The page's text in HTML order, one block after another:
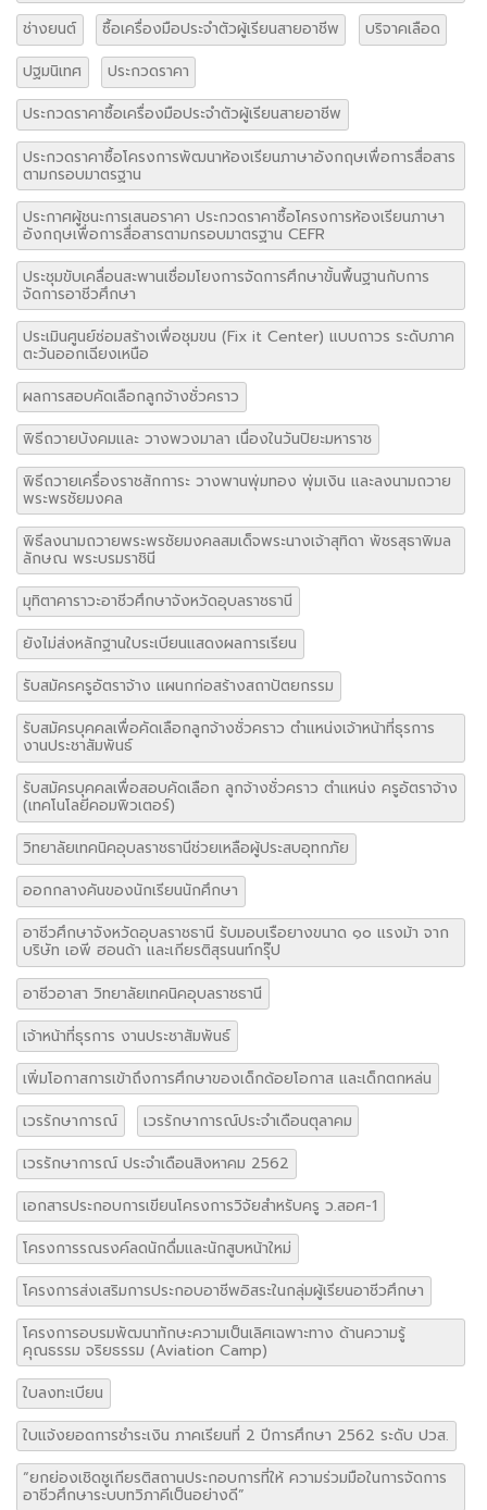
ช่างยนต์
ซื้อเครื่องมือประจำตัวผู้เรียนสายอาชีพ
บริจาคเลือด
ปฐมนิเทศ
ประกวดราคา
ประกวดราคาซื้อเครื่องมือประจำตัวผู้เรียนสายอาชีพ
ประกวดราคาซื้อโครงการพัฒนาห้องเรียนภาษาอังกฤษเพื่อการสื่อสาร
ตามกรอบมาตรฐาน
ประกาศผู้ชนะการเสนอราคา ประกวดราคาซื้อโครงการห้องเรียนภาษา
อังกฤษเพื่อการสื่อสารตามกรอบมาตรฐาน CEFR
ประชุมขับเคลื่อนสะพานเชื่อมโยงการจัดการศึกษาขั้นพื้นฐานกับการ
จัดการอาชีวศึกษา
ประเมินศูนย์ซ่อมสร้างเพื่อชุมขน (Fix it Center) แบบถาวร ระดับภาค
ตะวันออกเฉียงเหนือ
ผลการสอบคัดเลือกลูกจ้างชั่วคราว
พิธีถวายบังคมและ วางพวงมาลา เนื่องในวันปิยะมหาราช
พิธีถวายเครื่องราชสักการะ วางพานพุ่มทอง พุ่มเงิน และลงนามถวาย
พระพรชัยมงคล
พิธีลงนามถวายพระพรชัยมงคลสมเด็จพระนางเจ้าสุทิดา พัชรสุธาพิมล
ลักษณ พระบรมราชินี
มุทิตาคาราวะอาชีวศึกษาจังหวัดอุบลราชธานี
ยังไม่ส่งหลักฐานใบระเบียนแสดงผลการเรียน
รับสมัครครูอัตราจ้าง แผนกก่อสร้างสถาปัตยกรรม
รับสมัครบุคคลเพื่อคัดเลือกลูกจ้างชั่วคราว ตำแหน่งเจ้าหน้าที่ธุรการ
งานประชาสัมพันธ์
รับสมัครบุคคลเพื่อสอบคัดเลือก ลูกจ้างชั่วคราว ตำแหน่ง ครูอัตราจ้าง
(เทคโนโลยีคอมพิวเตอร์)
วิทยาลัยเทคนิคอุบลราชธานีช่วยเหลือผู้ประสบอุทกภัย
ออกกลางคันของนักเรียนนักศึกษา
อาชีวศึกษาจังหวัดอุบลราชธานี รับมอบเรือยางขนาด ๑๐ แรงม้า จาก
บริษัท เอพี ฮอนด้า และเกียรติสุรนนท์กรุ๊ป
อาชีวอาสา วิทยาลัยเทคนิคอุบลราชธานี
เจ้าหน้าที่ธุรการ งานประชาสัมพันธ์
เพิ่มโอกาสการเข้าถึงการศึกษาของเด็กด้อยโอกาส และเด็กตกหล่น
เวรรักษาการณ์
เวรรักษาการณ์ประจำเดือนตุลาคม
เวรรักษาการณ์ ประจำเดือนสิงหาคม 2562
เอกสารประกอบการเขียนโครงการวิจัยสำหรับครู ว.สอศ-1
โครงการรณรงค์ลดนักดื่มและนักสูบหน้าใหม่
โครงการส่งเสริมการประกอบอาชีพอิสระในกลุ่มผู้เรียนอาชีวศึกษา
โครงการอบรมพัฒนาทักษะความเป็นเลิศเฉพาะทาง ด้านความรู้
คุณธรรม จริยธรรม (Aviation Camp)
ใบลงทะเบียน
ใบแจ้งยอดการชำระเงิน ภาคเรียนที่ 2 ปีการศึกษา 2562 ระดับ ปวส.
“ยกย่องเชิดชูเกียรติสถานประกอบการที่ให้ ความร่วมมือในการจัดการ
อาชีวศึกษาระบบทวิภาคีเป็นอย่างดี”